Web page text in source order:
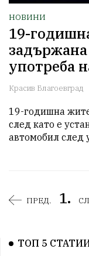
НОВИНИ
19-
употреба
Красив Благоевград
19-годишна
след като е
автомобил след
ПРЕД. 1.
ТОП 5